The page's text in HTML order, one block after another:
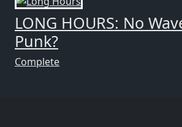
LONG HOURS: No
Punk?
Complete